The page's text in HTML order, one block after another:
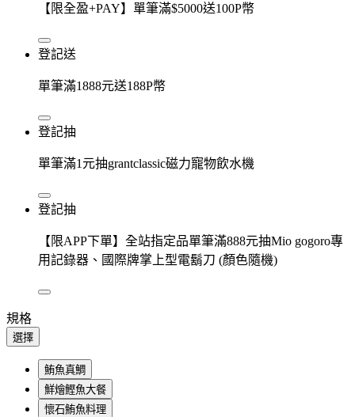
【限全盈+PAY】單筆滿$5000送100P幣
登記送
單筆滿1888元送188P幣
登記抽
單筆滿1元抽grantclassic磁力寵物飲水機
登記抽
【限APP下單】全站指定品單筆滿888元抽Mio gogoro專
用記錄器、國際牌掌上型電鬍刀 (顏色隨機)
規格
選擇
鮪魚真鯛
鮮燴鰹魚大餐
懷石鮪魚料理